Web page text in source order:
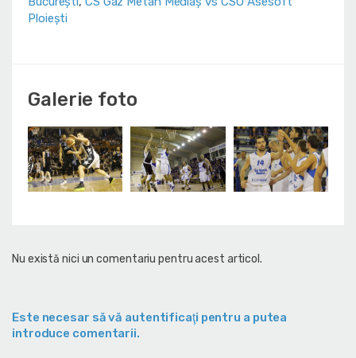
Ploiești
Galerie foto
Nu există nici un comentariu pentru acest articol.
Este necesar să vă autentificaţi pentru a putea
introduce comentarii.